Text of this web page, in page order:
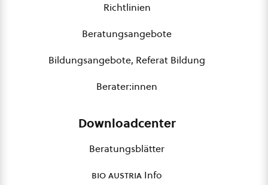
Richtlinien
Beratungsangebote
Bildungsangebote, Referat Bildung
Berater:innen
Downloadcenter
Beratungsblätter
bio austria Info